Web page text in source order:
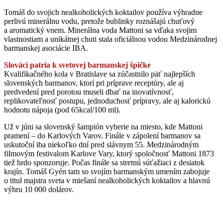
Tomáš do svojich nealkoholických koktailov používa výhradne
perlivú minerálnu vodu, pretože bublinky roznášajú chuťový
a aromatický vnem. Minerálna voda Mattoni sa vďaka svojim
vlastnostiam a unikátnej chuti stala oficiálnou vodou Medzinárodnej
barmanskej asociácie IBA.
Slováci patria k svetovej barmanskej špičke
Kvalifikačného kola v Bratislave sa zúčastnilo päť najlepších
slovenských barmanov, ktorí pri príprave receptúry, ale aj
predvedení pred porotou museli dbať na inovatívnosť,
replikovateľnosť postupu, jednoduchosť prípravy, ale aj kalorickú
hodnotu nápoja (pod 65kcal/100 ml).
Už v júni sa slovenský šampión vyberie na miesto, kde Mattoni
pramení – do Karlových Varov. Finále v zápolení barmanov sa
uskutoční iba niekoľko dní pred slávnym 55. Medzinárodným
filmovým festivalom Karlove Vary, ktorý spoločnosť Mattoni 1873
tiež hrdo sponzoruje. Počas finále sa stretnú súťažiaci z desiatok
krajín. Tomáš Gyén tam so svojím barmanským umením zabojuje
o titul majstra sveta v miešaní nealkoholických koktailov a hlavnú
výhru 10 000 dolárov.